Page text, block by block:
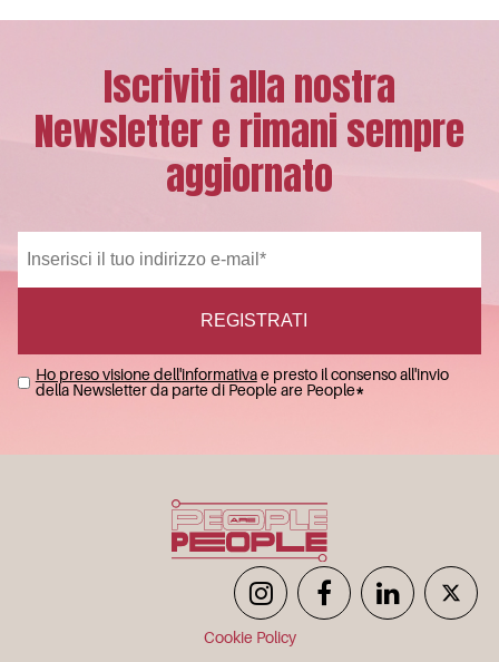
Iscriviti alla nostra
Newsletter e rimani sempre
aggiornato
Ho preso visione dell'informativae presto il consenso all'invio
della Newsletter da parte di People are People*
Cookie Policy